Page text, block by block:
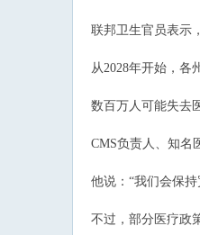
联邦卫生官员表示
从2028年开始，各
数百万人可能失去
CMS负责人、知名
他说：“我们会保
不过，部分医疗政